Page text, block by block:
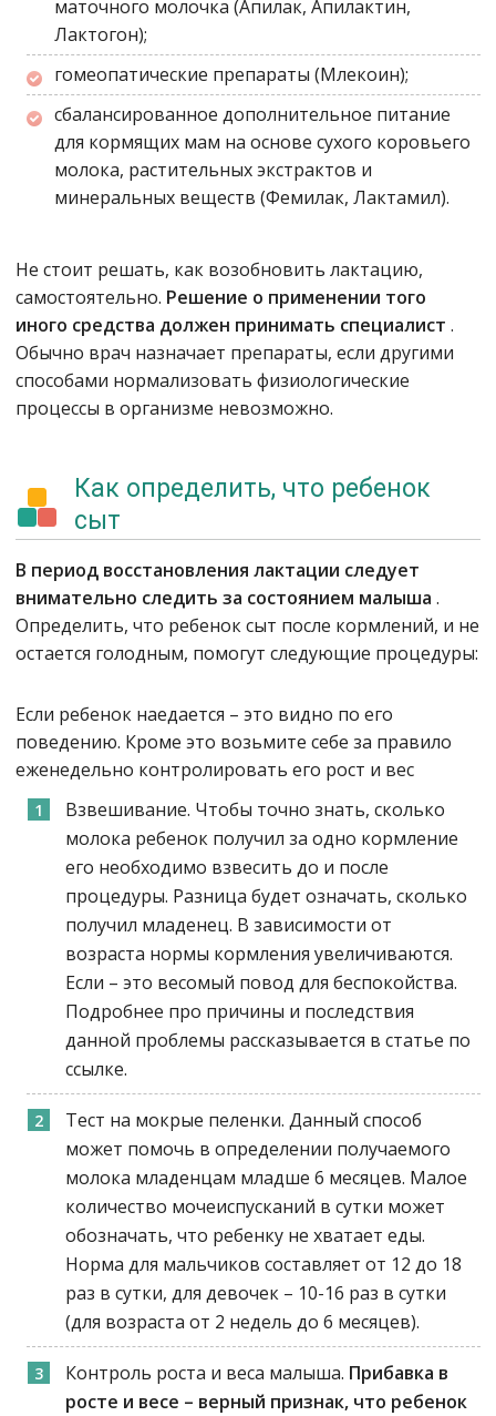
маточного молочка (Апилак, Апилактин,
Лактогон);
гомеопатические препараты (Млекоин);
сбалансированное дополнительное питание
для кормящих мам на основе сухого коровьего
молока, растительных экстрактов и
минеральных веществ (Фемилак, Лактамил).
Не стоит решать, как возобновить лактацию,
самостоятельно. Решение о применении того
иного средства должен принимать специалист .
Обычно врач назначает препараты, если другими
способами нормализовать физиологические
процессы в организме невозможно.
Как определить, что ребенок
сыт
В период восстановления лактации следует
внимательно следить за состоянием малыша .
Определить, что ребенок сыт после кормлений, и не
остается голодным, помогут следующие процедуры:
Если ребенок наедается – это видно по его
поведению. Кроме это возьмите себе за правило
еженедельно контролировать его рост и вес
Взвешивание. Чтобы точно знать, сколько
молока ребенок получил за одно кормление
его необходимо взвесить до и после
процедуры. Разница будет означать, сколько
получил младенец. В зависимости от
возраста нормы кормления увеличиваются.
Если – это весомый повод для беспокойства.
Подробнее про причины и последствия
данной проблемы рассказывается в статье по
ссылке.
Тест на мокрые пеленки. Данный способ
может помочь в определении получаемого
молока младенцам младше 6 месяцев. Малое
количество мочеиспусканий в сутки может
обозначать, что ребенку не хватает еды.
Норма для мальчиков составляет от 12 до 18
раз в сутки, для девочек – 10-16 раз в сутки
(для возраста от 2 недель до 6 месяцев).
Контроль роста и веса малыша. Прибавка в
росте и весе – верный признак, что ребенок